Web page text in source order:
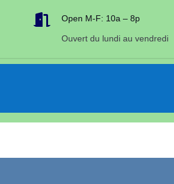
 Open M-F: 10a – 8p
Ouvert du lundi au vendredi